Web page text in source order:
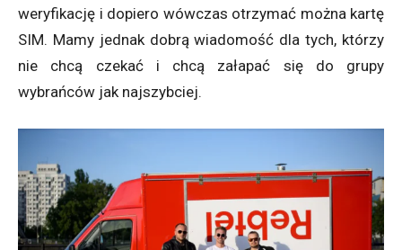
weryfikację i dopiero wówczas otrzymać można kartę
SIM. Mamy jednak dobrą wiadomość dla tych, którzy
nie chcą czekać i chcą załapać się do grupy
wybrańców jak najszybciej.